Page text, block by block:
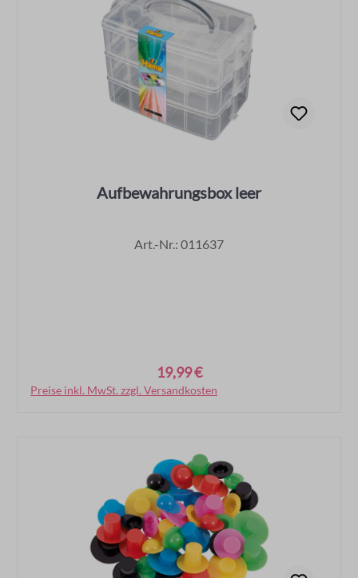
Aufbewahrungsbox leer
Art.-Nr.: 011637
19,99 €
Preise inkl. MwSt. zzgl. Versandkosten
In den Warenkorb